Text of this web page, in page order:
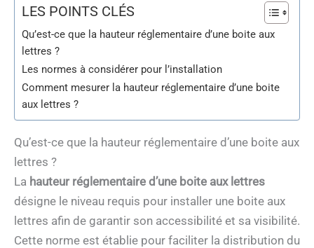
LES POINTS CLÉS
Qu’est-ce que la hauteur réglementaire d’une boite aux
lettres ?
Les normes à considérer pour l’installation
Comment mesurer la hauteur réglementaire d’une boite
aux lettres ?
Qu’est-ce que la hauteur réglementaire d’une boite aux
lettres ?
La hauteur réglementaire d’une boite aux lettres
désigne le niveau requis pour installer une boite aux
lettres afin de garantir son accessibilité et sa visibilité.
Cette norme est établie pour faciliter la distribution du